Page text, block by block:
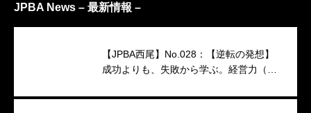
JPBA News – 最新情報 –
【JPBA西尾】No.028：【逆転の発想】
成功よりも、失敗から学ぶ。経営力（映